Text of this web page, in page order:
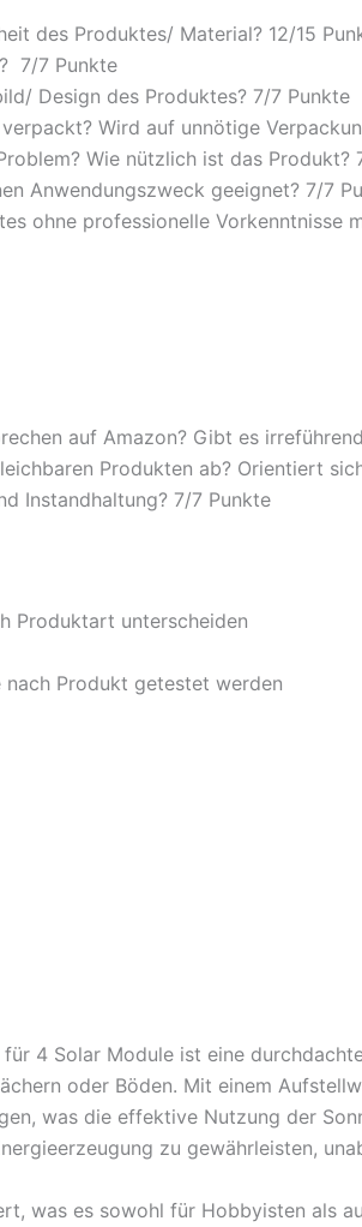
des Produktes/ Material? 12/15
? 7/7 Punkte
Design des Produktes? 7/7 Punkte
Wird auf unnötige
Wie nützlich ist das Produkt?
Anwendungszweck geeignet? 7/7
ohne professionelle
auf Amazon? Gibt es
Produkten ab? Orientiert
Instandhaltung? 7/7 Punkte
Produktart unterscheiden
Produkt getestet werden
4 Solar Module ist eine
oder Böden. Mit einem
was die effektive Nutzung der
zu gewährleisten,
was es sowohl für Hobbyisten als